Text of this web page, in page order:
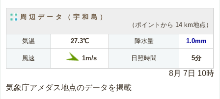
周辺データ（宇和島）
（ポイントから 14 km地点）
気温 27.3℃ 降水量 1.0mm
風速 1m/s 日照時間 5分
8月 7日 10時
気象庁アメダス地点のデータを掲載